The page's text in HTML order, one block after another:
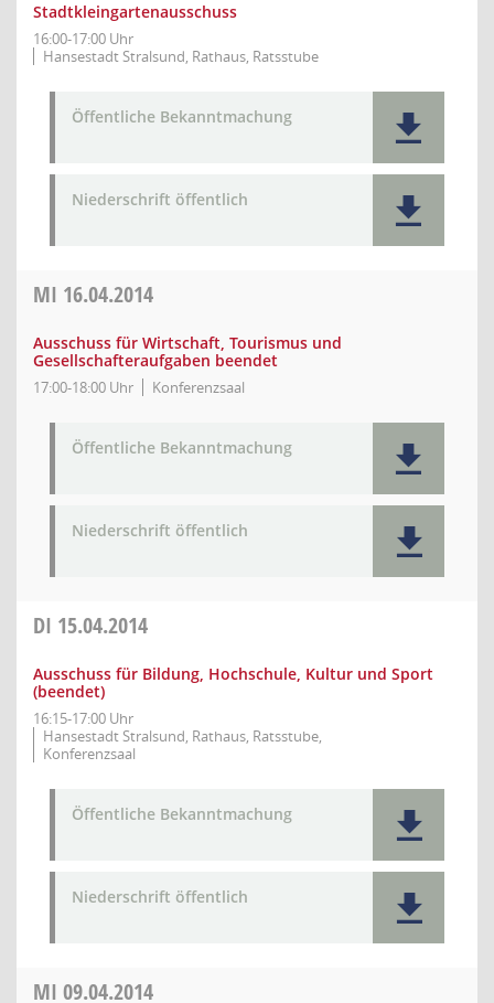
Stadtkleingartenausschuss
16:00-17:00 Uhr
Hansestadt Stralsund, Rathaus, Ratsstube
Öffentliche Bekanntmachung
Niederschrift öffentlich
MI 16.04.2014
Ausschuss für Wirtschaft, Tourismus und
Gesellschafteraufgaben beendet
17:00-18:00 Uhr Konferenzsaal
Öffentliche Bekanntmachung
Niederschrift öffentlich
DI 15.04.2014
Ausschuss für Bildung, Hochschule, Kultur und Sport
(beendet)
16:15-17:00 Uhr
Hansestadt Stralsund, Rathaus, Ratsstube,
Konferenzsaal
Öffentliche Bekanntmachung
Niederschrift öffentlich
MI 09.04.2014